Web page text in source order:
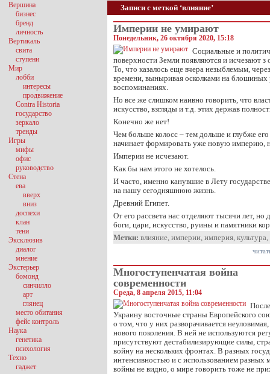
Записи с меткой ‘влияние’
Империи не умирают
Понедельник, 26 октября 2020, 15:18
Социальные и
поверхности Земли появляются и исчезают
То, что казалось еще вчера незыблемым,
времени, выныривая осколками на блошиных
воспоминаниях.
Но все же слишком наивно говорить, что
искусство, взгляды и т.д. этих держав
Конечно же нет!
Чем больше колосс – тем дольше и глубже
начинает формировать уже новую империю,
Империи не исчезают.
Как бы нам этого не хотелось.
И часто, именно канувшие в Лету
на нашу сегодняшнюю жизнь.
Древний Египет.
От его рассвета нас отделяют тысячи лет, но
боги, цари, искусство, руины и памятники
Метки: влияние, империи, империя, культура,
Многоступенчатая война
современности
Среда, 8 апреля 2015, 11:04
Украину восточные страны Европейского
о том, что у них разворачивается
нового поколения. В ней не используются
присутствуют дестабилизирующие силы,
войну на нескольких фронтах. В разных
интенсивностью и с использованием разных
войны не видно, о мире говорить тоже не
Вершина
бизнес
бренд
личность
Вертикаль
свита
ступени
Мир
лобби
интересы
продвижение
Contra Historia
государство
зеркало
тренды
Игры
мифы
офис
руководство
Стена
ева
вверх
вниз
доспехи
клан
тени
Эксклюзив
диалог
мнение
Экстерьер
бомонд
синчилло
арт
глянец
место обитания
фейс контроль
Наука
генетика
психология
Техно
гаджет